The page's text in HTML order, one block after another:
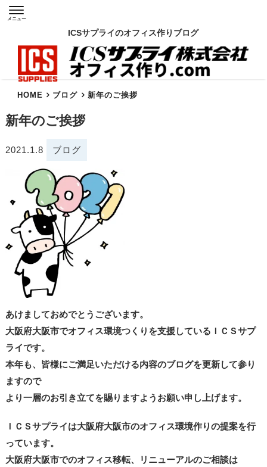
ICSサプライのオフィス作りブログ
メニュー
HOME ブログ 新年のご挨拶
新年のご挨拶
2021.1.8 ブログ
あけましておめでとうございます。
大阪府大阪市でオフィス環境つくりを支援しているＩＣＳサプ
ライです。
本年も、皆様にご満足いただける内容のブログを更新して参り
ますので
より一層のお引き立てを賜りますようお願い申し上げます。
ＩＣＳサプライは大阪府大阪市のオフィス環境作りの提案を行
っています。
大阪府大阪市でのオフィス移転、リニューアルのご相談は